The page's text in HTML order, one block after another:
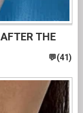
THE